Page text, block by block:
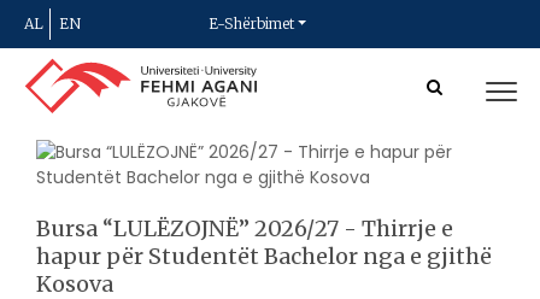
AL EN E-Shërbimet
Bursa “LULËZOJNË” 2026/27 - Thirrje e
hapur për Studentët Bachelor nga e gjithë
Kosova